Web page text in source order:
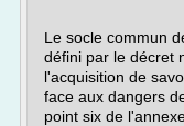
Le socle commun
défini par le décret
l'acquisition de
face aux dangers
point six de